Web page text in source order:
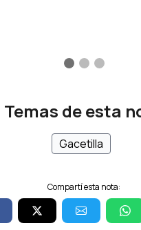
Temas de esta
Gacetilla
Compartí esta nota: